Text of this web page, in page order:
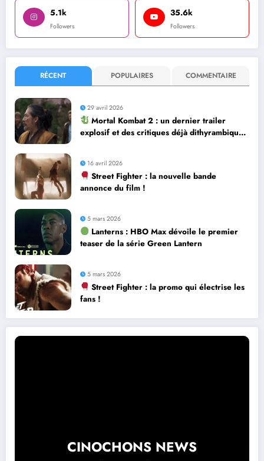
5.1k
Followers
35.6k
Followers
RÉCENT POPULAIRES COMMENTAIRE
29 avril 2026
Mortal Kombat 2 : un dernier trailer
explosif et des critiques déjà dithyrambiques
16 avril 2026
Street Fighter : la nouvelle bande
annonce du film !
5 mars 2026
Lanterns : HBO Max dévoile le premier
teaser de la série Green Lantern
5 mars 2026
Street Fighter : la promo qui électrise les
fans !
CINOCHONS NEWS